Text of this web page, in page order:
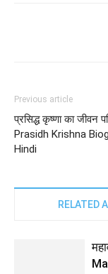
Previous article
प्रसिद्ध कृष्णा का जीवन
Prasidh Krishna
Hindi
RELATED